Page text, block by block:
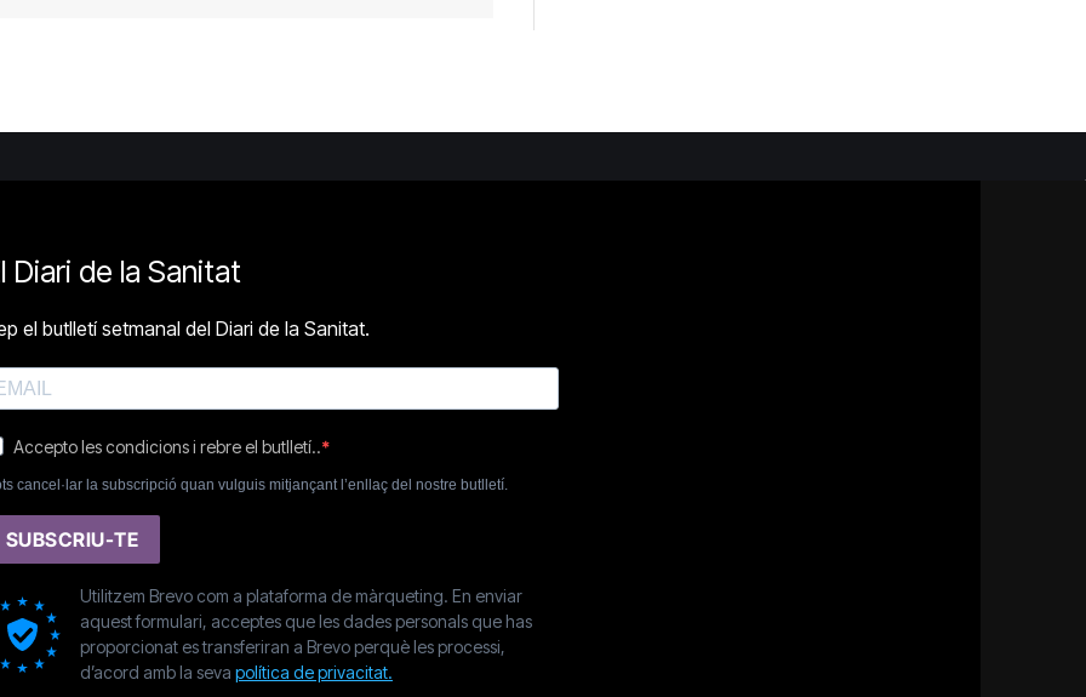
Diari de la Sanitat
el butlletí setmanal del Diari de la Sanitat.
Accepto les condicions i rebre el butlletí..
cancel·lar la subscripció quan vulguis mitjançant l’enllaç del nostre butlletí.
SUBSCRIU-TE
Utilitzem Brevo com a plataforma de màrqueting. En enviar
aquest formulari, acceptes que les dades personals que has
proporcionat es transferiran a Brevo perquè les processi,
d’acord amb la seva política de privacitat.